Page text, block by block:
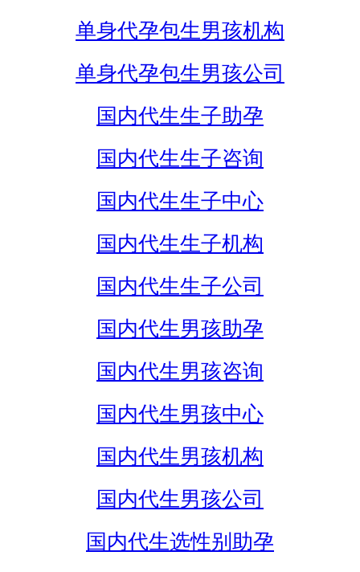
单身代孕包生男孩机构
单身代孕包生男孩公司
国内代生生子助孕
国内代生生子咨询
国内代生生子中心
国内代生生子机构
国内代生生子公司
国内代生男孩助孕
国内代生男孩咨询
国内代生男孩中心
国内代生男孩机构
国内代生男孩公司
国内代生选性别助孕